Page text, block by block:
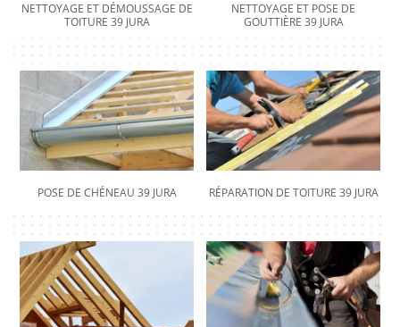
NETTOYAGE ET DÉMOUSSAGE DE
TOITURE 39 JURA
NETTOYAGE ET POSE DE
GOUTTIÈRE 39 JURA
POSE DE CHÉNEAU 39 JURA RÉPARATION DE TOITURE 39 JURA